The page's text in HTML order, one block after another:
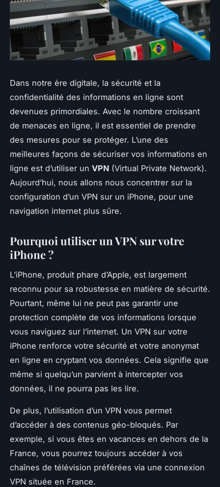
Dans notre ère digitale, la sécurité et la
confidentialité des informations en ligne sont
devenues primordiales. Avec le nombre croissant
de menaces en ligne, il est essentiel de prendre
des mesures pour se protéger. L’une des
meilleures façons de sécuriser vos informations en
ligne est d’utiliser un VPN (Virtual Private Network).
Aujourd’hui, nous allons nous concentrer sur la
configuration d’un VPN sur un iPhone, pour une
navigation internet plus sûre.
Pourquoi utiliser un VPN sur votre
iPhone ?
L’iPhone, produit phare d’Apple, est largement
reconnu pour sa robustesse en matière de sécurité.
Pourtant, même lui ne peut pas garantir une
protection complète de vos informations lorsque
vous naviguez sur l’internet. Un VPN sur votre
iPhone renforce votre sécurité et votre anonymat
en ligne en cryptant vos données. Cela signifie que
même si quelqu’un parvient à intercepter vos
données, il ne pourra pas les lire.
De plus, l’utilisation d’un VPN vous permet
d’accéder à des contenus géo-bloqués. Par
exemple, si vous êtes en vacances en dehors de la
France, vous pourrez toujours accéder à vos
chaînes de télévision préférées via une connexion
VPN située en France.